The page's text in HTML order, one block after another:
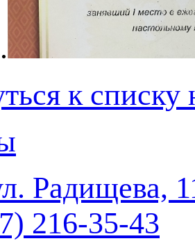
к списку
Радищева,
216-35-43